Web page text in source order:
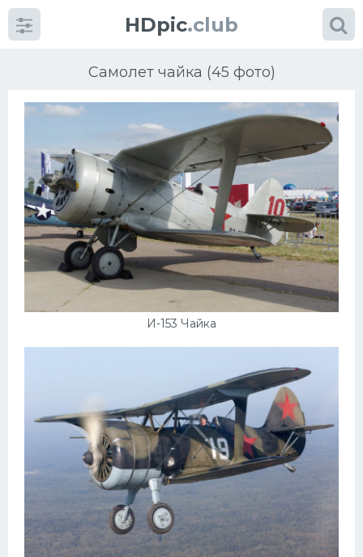
HDpic.club
Самолет чайка (45 фото)
И-153 Чайка
Категории
Разное
Автомобили
Красивые фото машин
Ауди
Русские авто
БМВ